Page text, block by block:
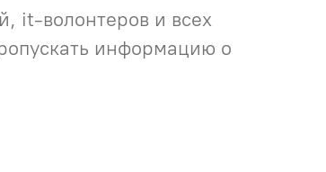
it-волонтеров и всех
информацию о